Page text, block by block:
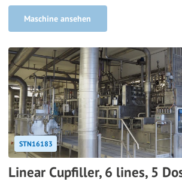
Maschine ansehen
STN16183
Linear Cupfiller, 6 lines, 5